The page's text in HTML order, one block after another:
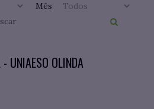
Mês
UNIAESO OLINDA